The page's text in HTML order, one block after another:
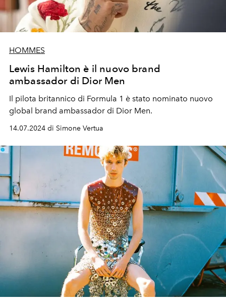
HOMMES
Lewis Hamilton è il nuovo brand
ambassador di Dior Men
Il pilota britannico di Formula 1 è stato nominato nuovo
global brand ambassador di Dior Men.
14.07.2024 di Simone Vertua